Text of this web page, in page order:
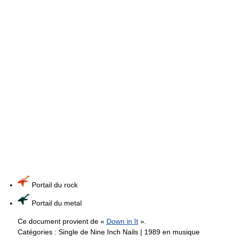
Portail du rock
Portail du metal
Ce document provient de « Down in It ».
Catégories : Single de Nine Inch Nails | 1989 en musique